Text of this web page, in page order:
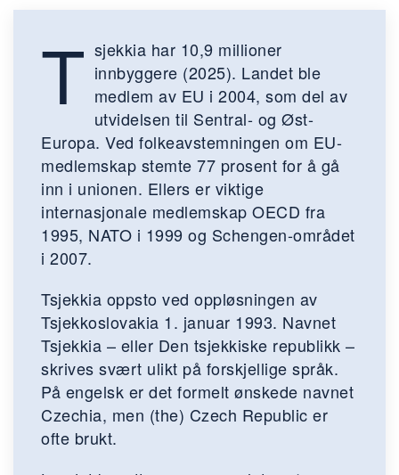
T sjekkia har 10,9 millioner
innbyggere (2025). Landet ble
medlem av EU i 2004, som del av
utvidelsen til Sentral- og Øst-
Europa. Ved folkeavstemningen om EU-
medlemskap stemte 77 prosent for å gå
inn i unionen. Ellers er viktige
internasjonale medlemskap OECD fra
1995, NATO i 1999 og Schengen-området
i 2007.
Tsjekkia oppsto ved oppløsningen av
Tsjekkoslovakia 1. januar 1993. Navnet
Tsjekkia – eller Den tsjekkiske republikk –
skrives svært ulikt på forskjellige språk.
På engelsk er det formelt ønskede navnet
Czechia, men (the) Czech Republic er
ofte brukt.